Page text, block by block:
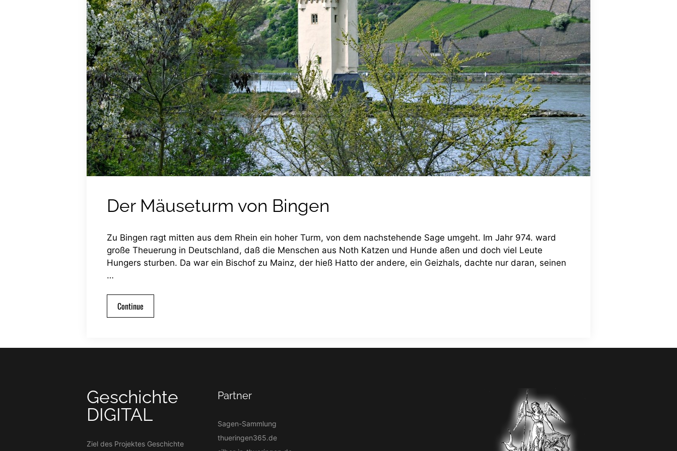
Der Mäuseturm von Bingen
Zu Bingen ragt mitten aus dem Rhein ein hoher Turm, von dem nachstehende Sage umgeht. Im Jahr 974. ward
große Theuerung in Deutschland, daß die Menschen aus Noth Katzen und Hunde aßen und doch viel Leute
Hungers sturben. Da war ein Bischof zu Mainz, der hieß Hatto der andere, ein Geizhals, dachte nur daran, seinen
…
Continue
Geschichte
DIGITAL
Ziel des Projektes Geschichte
Partner
Sagen-Sammlung
thueringen365.de